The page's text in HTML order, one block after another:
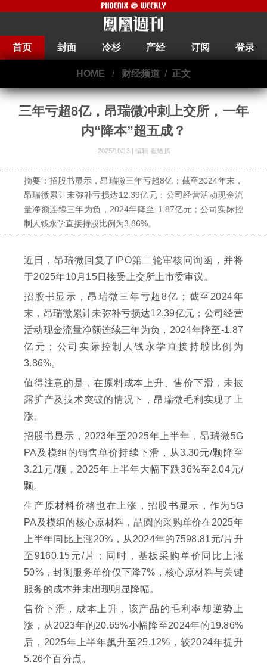
首页 封面 冷杉 产经 订阅 登录
HOME / 财经频道 / 正文
三年亏超8亿，昂瑞微冲刺上交所，一年
内“降本”超五成？
2025/10/13 | 编辑 崔陆鹏
摘要：招股书显示，昂瑞微三年亏超8亿；截至2024年末，
昂瑞微累计未弥补亏损达12.39亿元；公司经营活动现金流
量净额连续三年为负，2024年降至-1.87亿元；公司实际控
制人钱永学直接持股比例为3.86%。
近日，昂瑞微回复了IPO第二轮审核问询函，并将
于2025年10月15日接受上交所上市委审议。
招股书显示，昂瑞微三年亏超8亿；截至2024年
末，昂瑞微累计未弥补亏损达12.39亿元；公司经营
活动现金流量净额连续三年为负，2024年降至-1.87
亿元；公司实际控制人钱永学直接持股比例为
3.86%。
值得注意的是，在原料成本上升、售价下滑，未披
露扩产及技术突破的情况下，昂瑞微毛利实现了上
涨。
招股书显示，2023年至2025年上半年，昂瑞微5G
PA及模组的销售单价持续下滑，从3.30元/颗降至
3.21元/颗，2025年上半年大幅下跌36%至2.04元/
颗。
生产原材料价格也在上涨，招股书显示，作为5G
PA及模组的核心原材料，晶圆的采购单价在2025年
上半年同比上涨20%，从2024年的7598.81元/片升
至9160.15元/片；同时，基板采购单价同比上涨
50%，封测服务单价仅下降7%，核心原材料与关键
服务的成本并未出现明显降幅。
售价下滑，成本上升，该产品的毛利率却逆势上
涨，从2023年的20.65%小幅降至2024年的19.86%
后，2025年上半年飙升至25.12%，较2024年提升
5.26个百分点。